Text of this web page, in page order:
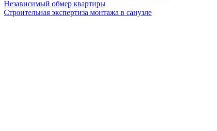
Независимый обмер квартиры
Строительная экспертиза монтажа в санузле